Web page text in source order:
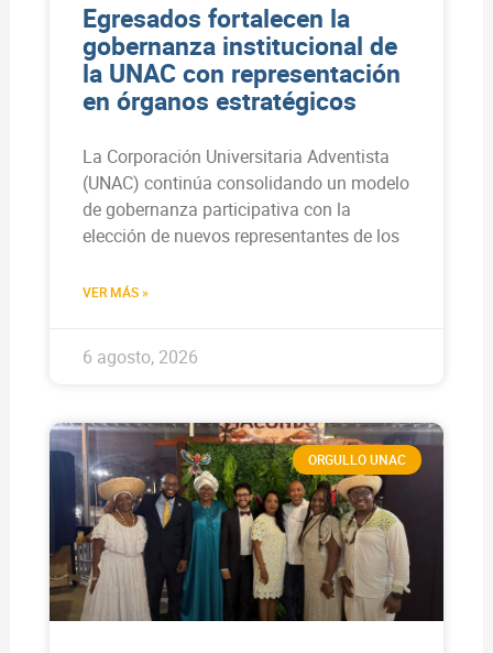
Egresados fortalecen la
gobernanza institucional de
la UNAC con representación
en órganos estratégicos
La Corporación Universitaria Adventista
(UNAC) continúa consolidando un modelo
de gobernanza participativa con la
elección de nuevos representantes de los
VER MÁS »
6 agosto, 2026
ORGULLO UNAC